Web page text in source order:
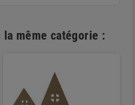
même catégorie :